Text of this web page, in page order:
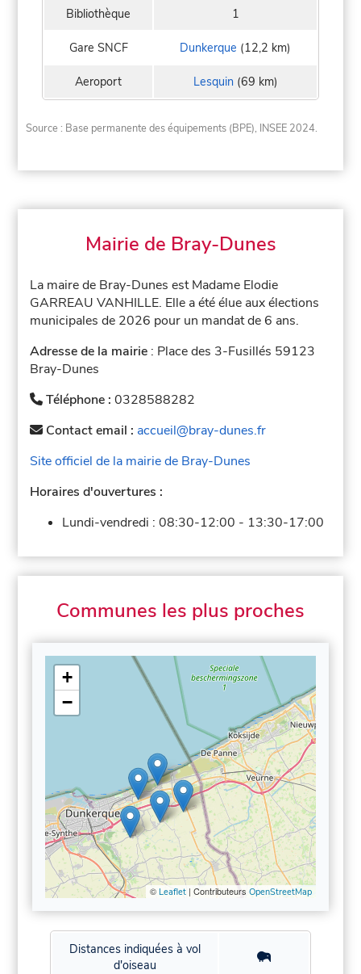
Bibliothèque 1
Gare SNCF Dunkerque (12,2 km)
Aeroport Lesquin(69 km)
Source : Base permanente des équipements (BPE), INSEE 2024.
Mairie de Bray-Dunes
La maire de Bray-Dunes est Madame Elodie
GARREAU VANHILLE. Elle a été élue aux élections
municipales de 2026 pour un mandat de 6 ans.
Adresse de la mairie : Place des 3-Fusillés 59123
Bray-Dunes
Téléphone :0328588282
Contact email : accueil@bray-dunes.fr
Site officiel de la mairie de Bray-Dunes
Horaires d'ouvertures :
Lundi-vendredi :08:30-12:00 - 13:30-17:00
Communes les plus proches
+
−
© Leaflet| Contributeurs OpenStreetMap
Distances indiquées à vol
d'oiseau